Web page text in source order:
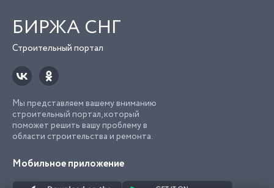
БИРЖА СНГ
Строительный портал
Мы представляем вашему вниманию
строительный портал, который
поможет решить вашу проблему в
области строительства и ремонта.
Мобильное приложение